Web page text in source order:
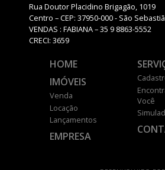
Rua Doutor Placidino Brigagão, 1019
Centro – CEP: 37950-000 - São
VENDAS : FABIANA – 35 9 8863-5552
CRECI: 3659
HOME
IMÓVEIS
Venda
Locação
Lançamentos
EMPRESA
Você